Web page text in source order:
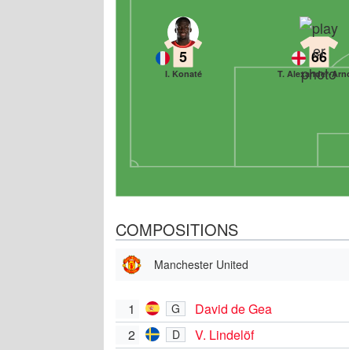
5
I. Konaté
66
T. Alexander-
COMPOSITIONS
Manchester United
1 G
David de Gea
2
D
V. Lindelöf